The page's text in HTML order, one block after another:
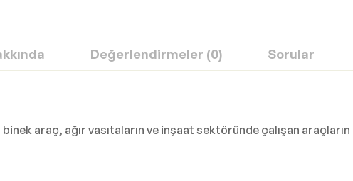
Değerlendirmeler (0) Sorular
araç, ağır vasıtaların ve inşaat sektöründe çalışan